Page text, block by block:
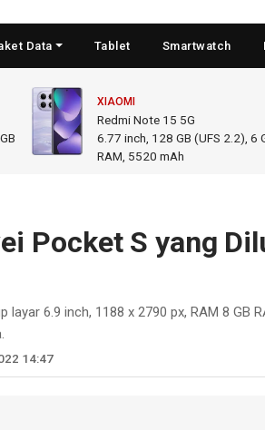
Data Tablet Smartwatch
XIAOMI
Redmi Note 15 5G
6.77 inch, 128 GB (UFS 2.2), 6
RAM 5520 mAh
Pocket S yang
6.9 inch, 1188 x 2790 px, RAM 8 GB
14:47